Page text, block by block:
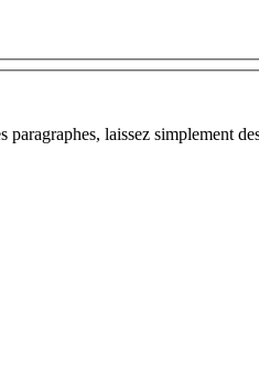
paragraphes, laissez simplement